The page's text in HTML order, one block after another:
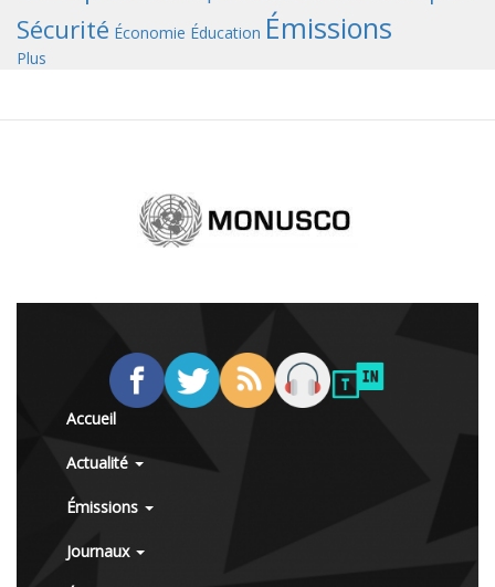
Sécurité Économie Éducation Émissions
Plus
Accueil
Actualité
Émissions
Journaux